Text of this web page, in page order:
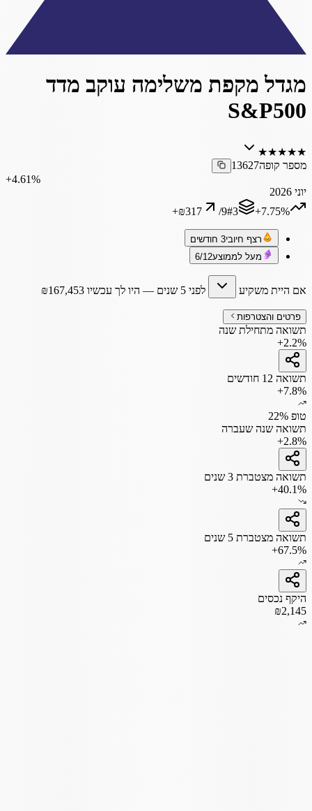
מגדל מקפת משלימה עוקב מדד
S&P500
★
★
★
★
★
מספר קופה13627
‎+4.61%
יוני 2026
‎+7.75%
#3
/9
+₪317
רצף חיובי3 חודשים
מעל לממוצע6/12
אם היית משקיע לפני 5 שנים — היו לך עכשיו ₪167,453
פרטים והצטרפות
תשואה מתחילת שנה
+2.2%
תשואה 12 חודשים
+7.8%
טופ 22%
תשואה שנה שעברה
+2.8%
תשואה מצטברת 3 שנים
+40.1%
תשואה מצטברת 5 שנים
+67.5%
היקף נכסים
₪2,145